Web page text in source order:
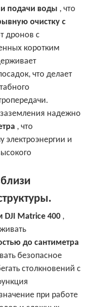
и подачи воды , что
очистку с
дронов с
коротким
что делает
надежно
, что
электроэнергии и
Matrice 400 ,
до сантиметра
безопасное
столкновений с
при работе